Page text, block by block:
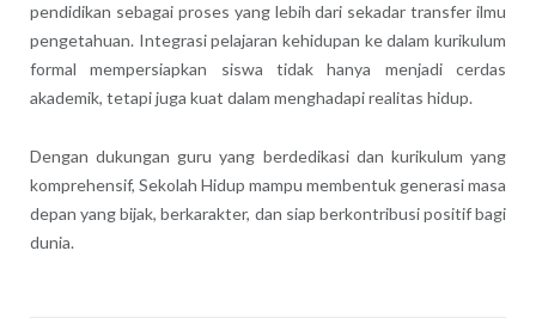
pendidikan sebagai proses yang lebih dari sekadar transfer ilmu
pengetahuan. Integrasi pelajaran kehidupan ke dalam kurikulum
formal mempersiapkan siswa tidak hanya menjadi cerdas
akademik, tetapi juga kuat dalam menghadapi realitas hidup.
Dengan dukungan guru yang berdedikasi dan kurikulum yang
komprehensif, Sekolah Hidup mampu membentuk generasi masa
depan yang bijak, berkarakter, dan siap berkontribusi positif bagi
dunia.